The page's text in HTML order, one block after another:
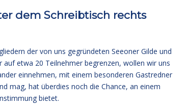
dem Schreibtisch rechts
der von uns gegründeten Seeoner Gilde und
etwa 20 Teilnehmer begrenzen, wollen wir uns
einnehmen, mit einem besonderen Gastredner
mag, hat überdies noch die Chance, an einem
bietet.